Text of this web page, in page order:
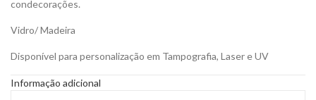
condecorações.
Vidro/ Madeira
Disponível para personalização em Tampografia, Laser e UV
Informação adicional